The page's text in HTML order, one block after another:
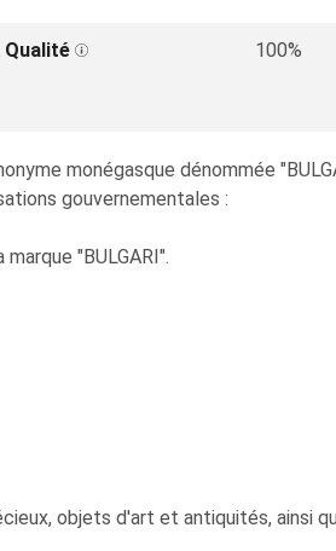
Qualité
100%
monégasque dénommée
gouvernementales :
"BULGARI".
objets d'art et antiquités, ainsi